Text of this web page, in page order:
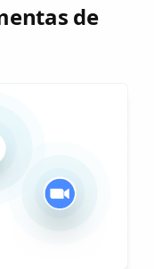
de